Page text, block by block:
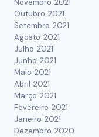
Novembro 2021
Outubro 2021
Setembro 2021
Agosto 2021
Julho 2021
Junho 2021
Maio 2021
Abril 2021
Março 2021
Fevereiro 2021
Janeiro 2021
Dezembro 2020